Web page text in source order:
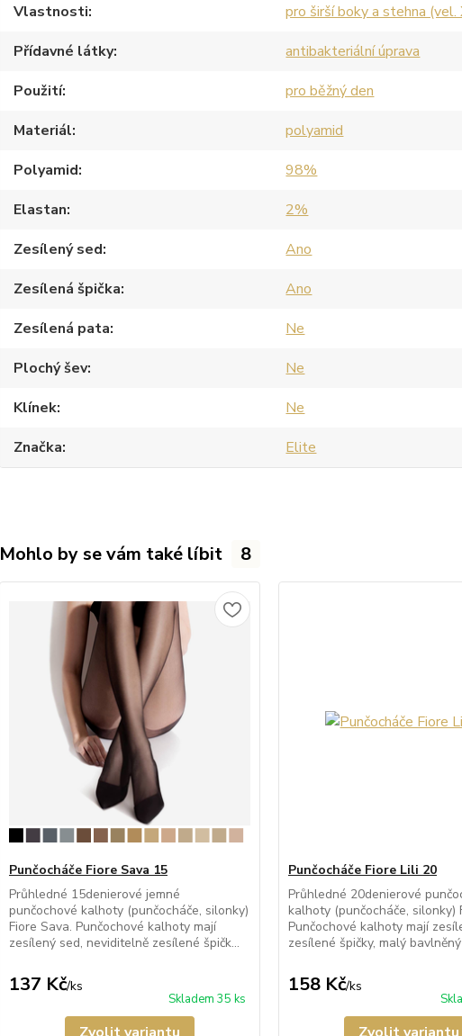
Vlastnosti
pro širší boky a stehna (vel.
Přídavné látky
antibakteriální úprava
Použití
pro běžný den
Materiál
polyamid
Polyamid
98%
Elastan
2%
Zesílený sed
Ano
Zesílená špička
Ano
Zesílená pata
Ne
Plochý šev
Ne
Klínek
Ne
Značka
Elite
Mohlo by se vám také líbit 8
Punčocháče Fiore Sava 15
Průhledné 15denierové jemné
punčochové kalhoty (punčocháče, silonky)
Fiore Sava. Punčochové kalhoty mají
zesílený sed, neviditelně zesílené špičk...
137 Kč/ks
Skladem 35 ks
Punčocháče Fiore Lili 20
Průhledné 20denierové
kalhoty (punčocháče, silonky)
Punčochové kalhoty mají
zesílené špičky, malý
158 Kč/ks